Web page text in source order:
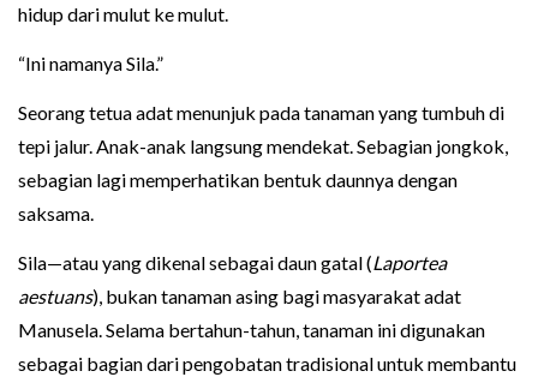
hidup dari mulut ke mulut.
“Ini namanya Sila.”
Seorang tetua adat menunjuk pada tanaman yang tumbuh di
tepi jalur. Anak-anak langsung mendekat. Sebagian jongkok,
sebagian lagi memperhatikan bentuk daunnya dengan
saksama.
Sila—atau yang dikenal sebagai daun gatal (Laportea
aestuans), bukan tanaman asing bagi masyarakat adat
Manusela. Selama bertahun-tahun, tanaman ini digunakan
sebagai bagian dari pengobatan tradisional untuk membantu